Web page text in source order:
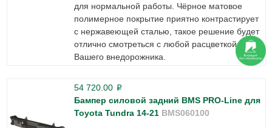
для нормальной работы. Чёрное матовое
полимерное покрытие приятно контрастирует
с нержавеющей сталью, такое решение будет
отлично смотреться с любой расцветкой
Вашего внедорожника.
54 720.00 p
Бампер силовой задний BMS PRO-Line для
Toyota Tundra 14-21 BMS060100